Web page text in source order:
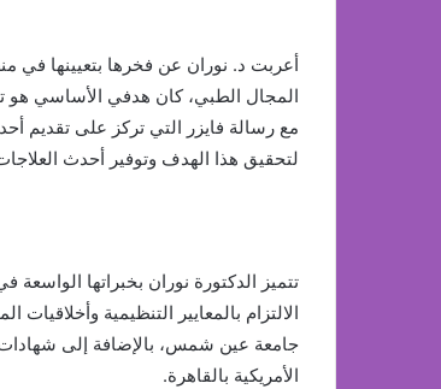
أعربت د. نوران عن فخرها بتعيينها في
المجال الطبي، كان هدفي الأساسي هو
مع رسالة فايزر التي تركز على تقديم
لتحقيق هذا الهدف وتوفير أحدث
تتميز الدكتورة نوران بخبراتها
الالتزام بالمعايير التنظيمية
جامعة عين شمس، بالإضافة إلى شهادات
الأمريكية بالقاهرة.